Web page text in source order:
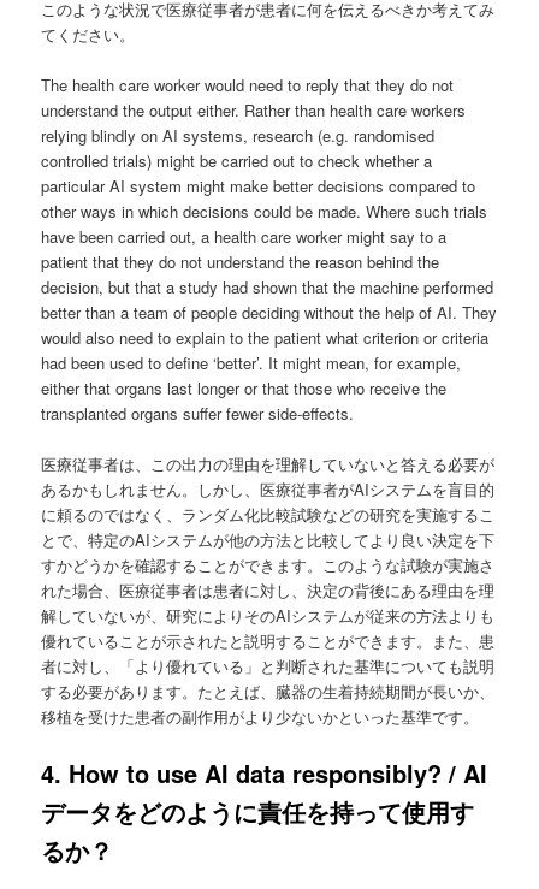
このような状況で医療従事者が患者に何を伝えるべきか考えてみ
てください。
The health care worker would need to reply that they do not
understand the output either. Rather than health care workers
relying blindly on AI systems, research (e.g. randomised
controlled trials) might be carried out to check whether a
particular AI system might make better decisions compared to
other ways in which decisions could be made. Where such trials
have been carried out, a health care worker might say to a
patient that they do not understand the reason behind the
decision, but that a study had shown that the machine performed
better than a team of people deciding without the help of AI. They
would also need to explain to the patient what criterion or criteria
had been used to define ‘better’. It might mean, for example,
either that organs last longer or that those who receive the
transplanted organs suffer fewer side-effects.
医療従事者は、この出力の理由を理解していないと答える必要が
あるかもしれません。しかし、医療従事者がAIシステムを盲目的
に頼るのではなく、ランダム化比較試験などの研究を実施するこ
とで、特定のAIシステムが他の方法と比較してより良い決定を下
すかどうかを確認することができます。このような試験が実施さ
れた場合、医療従事者は患者に対し、決定の背後にある理由を理
解していないが、研究によりそのAIシステムが従来の方法よりも
優れていることが示されたと説明することができます。また、患
者に対し、「より優れている」と判断された基準についても説明
する必要があります。たとえば、臓器の生着持続期間が長いか、
移植を受けた患者の副作用がより少ないかといった基準です。
4. How to use AI data responsibly? / AI
データをどのように責任を持って使用す
るか？